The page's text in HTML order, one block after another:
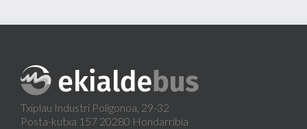
Txiplau Industri Poligonoa, 29-32
Posta-kutxa 157 20280 Hondarribia